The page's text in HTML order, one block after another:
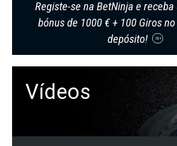
Registe-se na BetNinja e
bónus de 1000 € + 100 Giros
depósito!
18+
Vídeos